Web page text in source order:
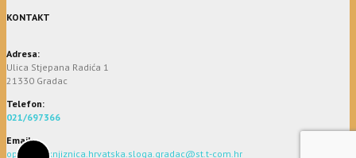
KONTAKT
Adresa:
Ulica Stjepana Radića 1
21330 Gradac
Telefon:
021/697366
Email:
opcinska.knjiznica.hrvatska.sloga.gradac@st.t-com.hr